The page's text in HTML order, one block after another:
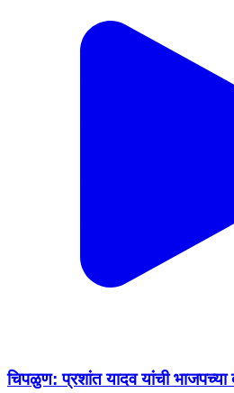
चिपळुण: प्रशांत यादव यांची भाजपच्या